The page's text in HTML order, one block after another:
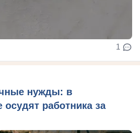
1
нужды: в
осудят работника за